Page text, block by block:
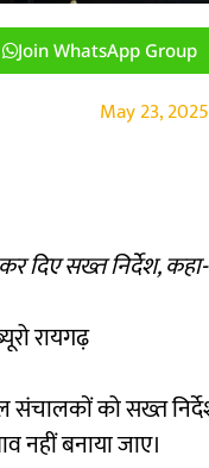
Join WhatsApp Group
May 23, 2025
सख्त निर्देश, कहा-
रायगढ़
को सख्त
नहीं बनाया जाए।